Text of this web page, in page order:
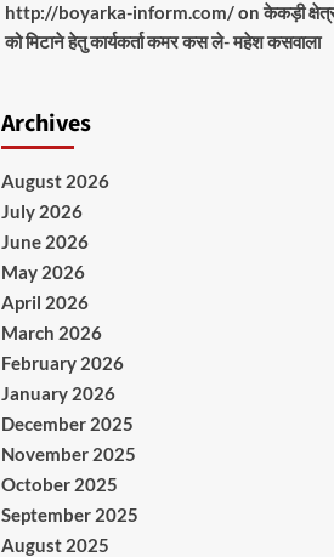
http://boyarka-inform.com/onकेकड़ी
को मिटाने हेतु कार्यकर्ता कमर कस ले- महेश कसवाला
Archives
August 2026
July 2026
June 2026
May 2026
April 2026
March 2026
February 2026
January 2026
December 2025
November 2025
October 2025
September 2025
August 2025